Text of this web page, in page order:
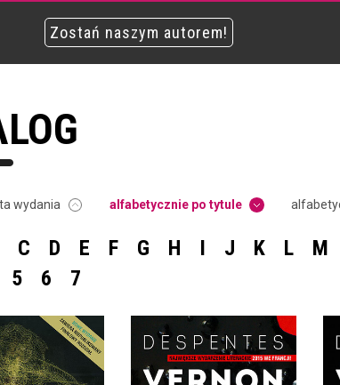
Zostań naszym autorem!
wydania alfabetycznie po tytule
C D E F G H I J K L M
5 6 7